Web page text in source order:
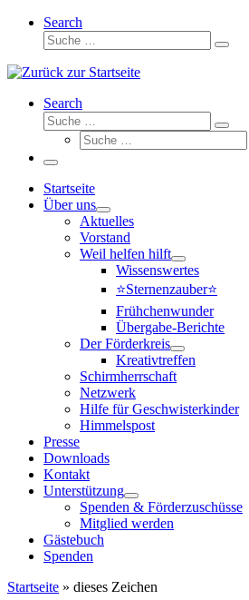
Search
Suche
Suche
Search
Suche
Suche
Suche
Menü
Startseite
Über uns
Aktuelles
Vorstand
Weil helfen hilft
Wissenswertes
⭐Sternenzauber⭐
Frühchenwunder
Übergabe-Berichte
Der Förderkreis
Kreativtreffen
Schirmherrschaft
Netzwerk
Hilfe für Geschwisterkinder
Himmelspost
Presse
Downloads
Kontakt
Unterstützung
Spenden & Förderzuschüsse
Mitglied werden
Gästebuch
Spenden
Startseite » dieses Zeichen